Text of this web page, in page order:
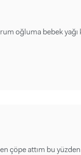
oğluma bebek yağı
çöpe attım bu yüzden